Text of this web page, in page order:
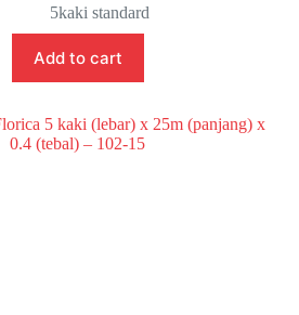
5kaki standard
Add to cart